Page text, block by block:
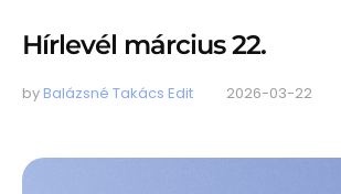
Hírlevél március 22.
by Balázsné Takács Edit 2026-03-22